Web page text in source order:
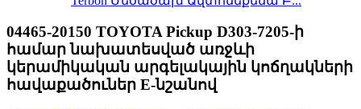
04465-20150 TOYOTA Pickup D303-7205-ի
համար նախատեսված առջևի
կերամիկական արգելակային կոճղակների
հավաքածուներ E-նշանով